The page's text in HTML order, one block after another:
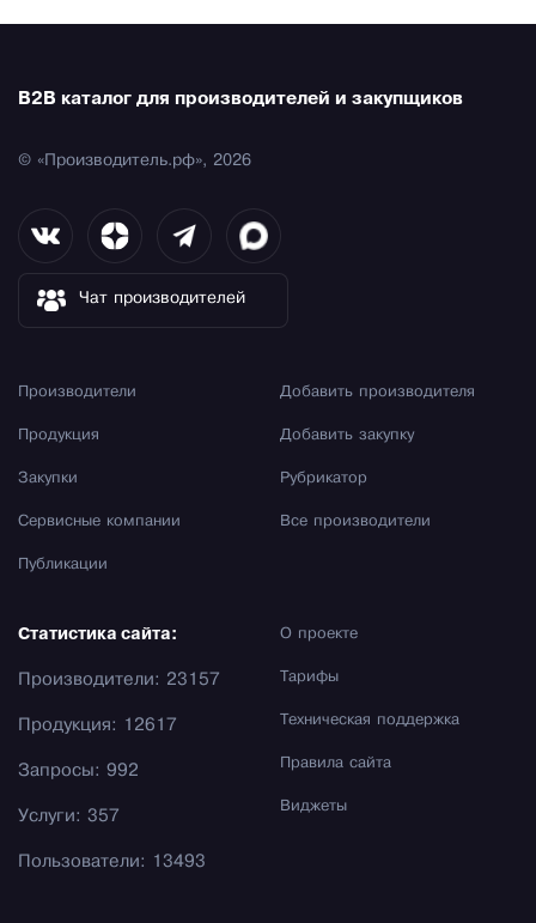
B2B каталог для производителей и закупщиков
© «Производитель.рф», 2026
Чат производителей
Производители
Продукция
Закупки
Сервисные компании
Публикации
Добавить производителя
Добавить закупку
Рубрикатор
Все производители
О проекте
Тарифы
Техническая поддержка
Правила сайта
Виджеты
Статистика сайта:
Производители: 23157
Продукция: 12617
Запросы: 992
Услуги: 357
Пользователи: 13493